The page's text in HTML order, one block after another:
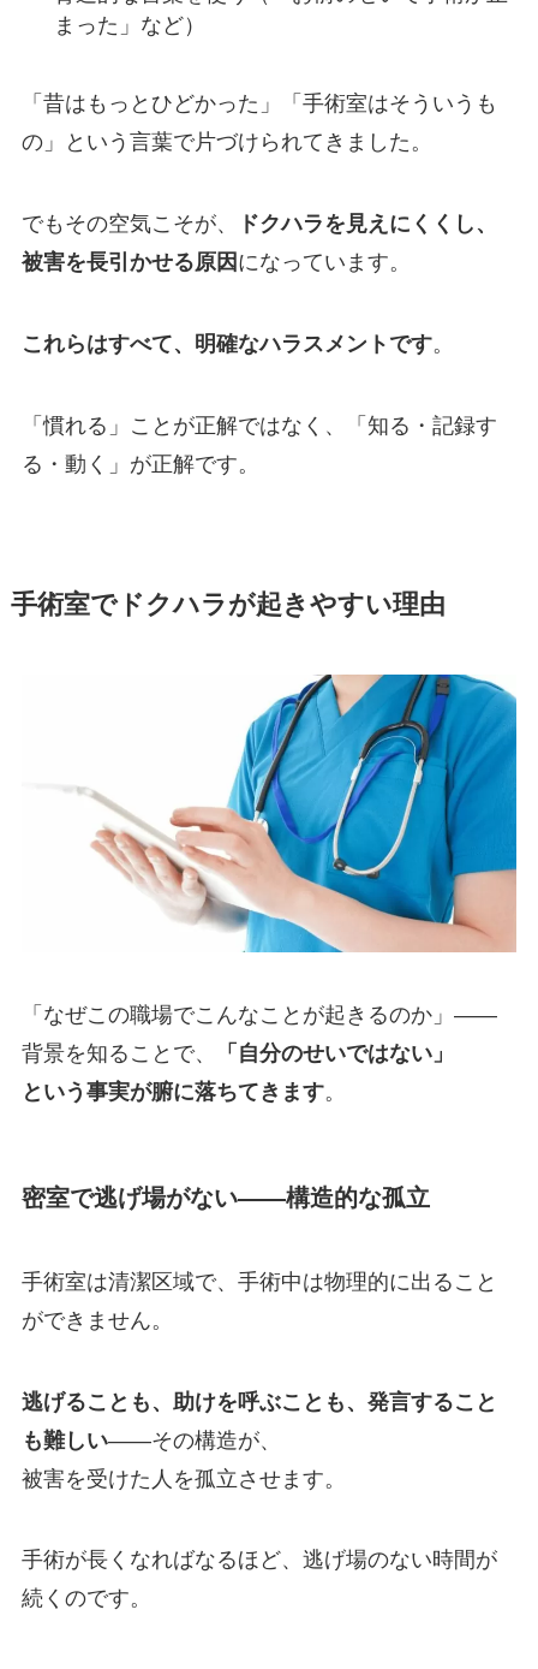
まった」など）
「昔はもっとひどかった」「手術室はそういうも
の」という言葉で片づけられてきました。
でもその空気こそが、
ドクハラを見えにくくし、
被害を長引かせる原因 になっています。
これらはすべて、明確なハラスメントです。
「慣れる」ことが正解ではなく、「知る・記録す
る・動く」が正解です。
手術室でドクハラが起きやすい理由
「なぜこの職場でこんなことが起きるのか」——
背景を知ることで、
「自分のせいではない」
という事実が腑に落ちてきます。
密室で逃げ場がない——構造的な孤立
手術室は清潔区域で、手術中は物理的に出ること
ができません。
逃げることも、助けを呼ぶことも、発言すること
も難しい——その構造が、
被害を受けた人を孤立させます。
手術が長くなればなるほど、逃げ場のない時間が
続くのです。